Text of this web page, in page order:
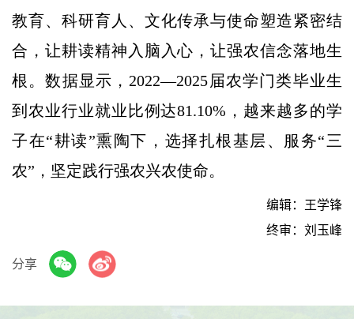
教育、科研育人、文化传承与使命塑造紧密结
合，让耕读精神入脑入心，让强农信念落地生
根。数据显示，2022—2025届农学门类毕业生
到农业行业就业比例达81.10%，越来越多的学
子在“耕读”熏陶下，选择扎根基层、服务“三
农”，坚定践行强农兴农使命。
编辑：王学锋
终审：刘玉峰
分享